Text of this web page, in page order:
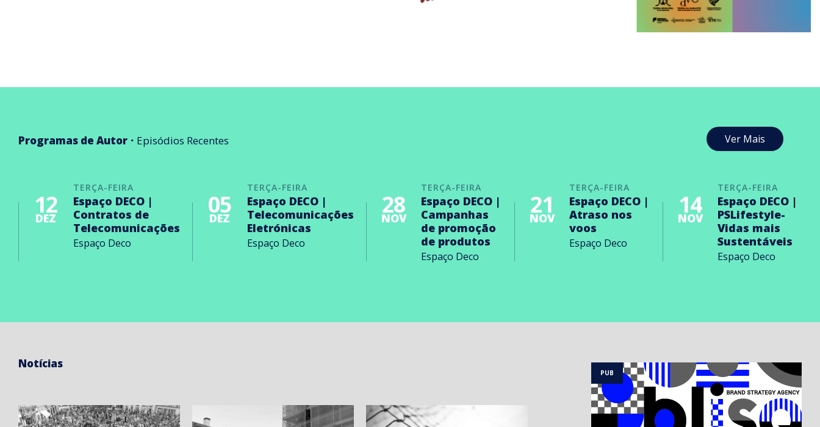
Programas de Autor Episódios Recentes Ver Mais
TERÇA-FEIRA
12
DEZ
Espaço DECO |
Contratos de
Telecomunicações
Espaço Deco
TERÇA-FEIRA
05
DEZ
Espaço DECO |
Telecomunicações
Eletrónicas
Espaço Deco
TERÇA-FEIRA
28
NOV
Espaço DECO |
Campanhas
de promoção
de produtos
Espaço Deco
TERÇA-FEIRA
21
NOV
Espaço DECO |
Atraso nos
voos
Espaço Deco
TERÇA-FEIRA
14
NOV
Espaço DECO |
PSLifestyle-
Vidas mais
Sustentáveis
Espaço Deco
Notícias